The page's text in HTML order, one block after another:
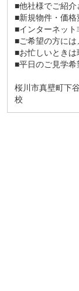
■他社様でご紹介
■新規物件・価格
■インターネット
■ご希望の方には
■お忙しいときは
■平日のご見学希
桜川市真壁町
校